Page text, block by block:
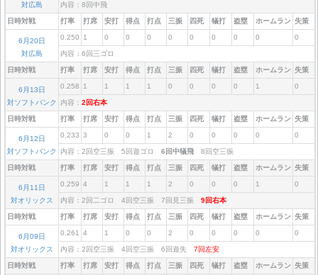
対広島
内容：8回中飛
日時対戦 打率 打席 安打 得点 打点 三振 四死 犠打 盗塁 ホームラン 失策
6月20日
対広島
0.250 1 0 0 0 0 0 0 0 0 0
内容：6回三ゴロ
日時対戦 打率 打席 安打 得点 打点 三振 四死 犠打 盗塁 ホームラン 失策
6月13日
対ソフトバンク
0.258 1 1 1 1 0 0 0 0 1 0
内容： 2回右本
日時対戦 打率 打席 安打 得点 打点 三振 四死 犠打 盗塁 ホームラン 失策
6月12日
対ソフトバンク
0.233 3 0 0 1 2 0 0 0 0 0
内容：2回空三振 5回遊ゴロ 6回中犠飛 8回空三振
日時対戦 打率 打席 安打 得点 打点 三振 四死 犠打 盗塁 ホームラン 失策
6月11日
対オリックス
0.259 4 1 1 1 2 0 0 0 1 0
内容：2回二ゴロ 4回空三振 7回見三振 9回右本
日時対戦 打率 打席 安打 得点 打点 三振 四死 犠打 盗塁 ホームラン 失策
6月09日
対オリックス
0.261 4 1 0 0 2 0 0 0 0 0
内容：2回空三振 4回空三振 6回遊失 7回左安
日時対戦 打率 打席 安打 得点 打点 三振 四死 犠打 盗塁 ホームラン 失策